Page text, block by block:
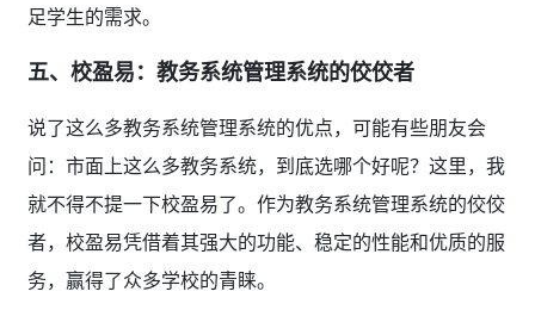
足学生的需求。
五、校盈易：教务系统管理系统的佼佼者
说了这么多教务系统管理系统的优点，可能有些朋友会
问：市面上这么多教务系统，到底选哪个好呢？这里，我
就不得不提一下校盈易了。作为教务系统管理系统的佼佼
者，校盈易凭借着其强大的功能、稳定的性能和优质的服
务，赢得了众多学校的青睐。